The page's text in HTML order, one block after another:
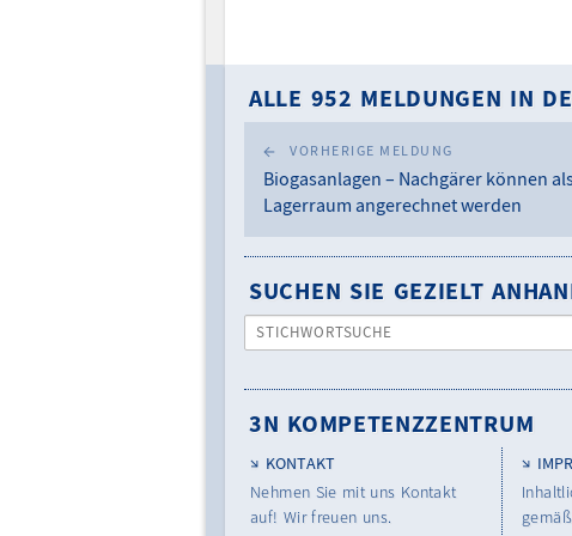
ALLE 952 MELDUNGEN IN
VORHERIGE MELDUNG
Biogasanlagen – Nachgärer können als
Lagerraum angerechnet werden
SUCHEN SIE GEZIELT
STICHWORTSUCHE
3N KOMPETENZZENTRUM
KONTAKT
Nehmen Sie mit uns Kontakt
auf! Wir freuen uns.